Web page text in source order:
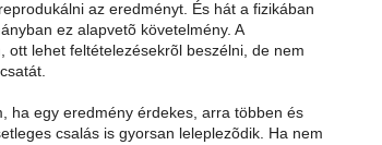
az eredményt. És hát a fizikában
ez alapvetõ követelmény. A
ott lehet feltételezésekrõl beszélni, de nem
ha egy eredmény érdekes, arra többen és
csalás is gyorsan leleplezõdik. Ha nem